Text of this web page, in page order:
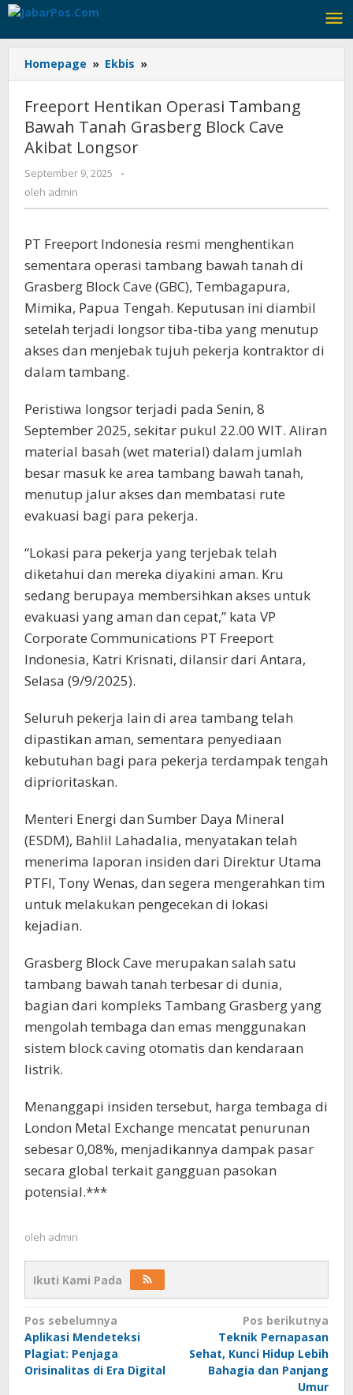
Lewati
konten
Homepage » Ekbis »
Hentikan
Tambang
Bawah
Akibat
Freeport Hentikan Operasi Tambang
Bawah Tanah Grasberg Block Cave
Akibat Longsor
September 9, 2025
oleh
-
oleh admin
PT Freeport Indonesia resmi menghentikan
sementara operasi tambang bawah tanah di
Grasberg Block Cave (GBC), Tembagapura,
Mimika, Papua Tengah. Keputusan ini diambil
setelah terjadi longsor tiba-tiba yang menutup
akses dan menjebak tujuh pekerja kontraktor di
dalam tambang.
Peristiwa longsor terjadi pada Senin, 8
September 2025, sekitar pukul 22.00 WIT. Aliran
material basah (wet material) dalam jumlah
besar masuk ke area tambang bawah tanah,
menutup jalur akses dan membatasi rute
evakuasi bagi para pekerja.
“Lokasi para pekerja yang terjebak telah
diketahui dan mereka diyakini aman. Kru
sedang berupaya membersihkan akses untuk
evakuasi yang aman dan cepat,” kata VP
Corporate Communications PT Freeport
Indonesia, Katri Krisnati, dilansir dari Antara,
Selasa (9/9/2025).
Seluruh pekerja lain di area tambang telah
dipastikan aman, sementara penyediaan
kebutuhan bagi para pekerja terdampak tengah
diprioritaskan.
Menteri Energi dan Sumber Daya Mineral
(ESDM), Bahlil Lahadalia, menyatakan telah
menerima laporan insiden dari Direktur Utama
PTFI, Tony Wenas, dan segera mengerahkan tim
untuk melakukan pengecekan di lokasi
kejadian.
Grasberg Block Cave merupakan salah satu
tambang bawah tanah terbesar di dunia,
bagian dari kompleks Tambang Grasberg yang
mengolah tembaga dan emas menggunakan
sistem block caving otomatis dan kendaraan
listrik.
Menanggapi insiden tersebut, harga tembaga di
London Metal Exchange mencatat penurunan
sebesar 0,08%, menjadikannya dampak pasar
secara global terkait gangguan pasokan
potensial.***
oleh admin
Ikuti Kami Pada
Navigasi
pos
Pos sebelumnya
Aplikasi Mendeteksi
Plagiat: Penjaga
Orisinalitas di Era Digital
Pos berikutnya
Teknik Pernapasan
Sehat, Kunci Hidup Lebih
Bahagia dan Panjang
Umur